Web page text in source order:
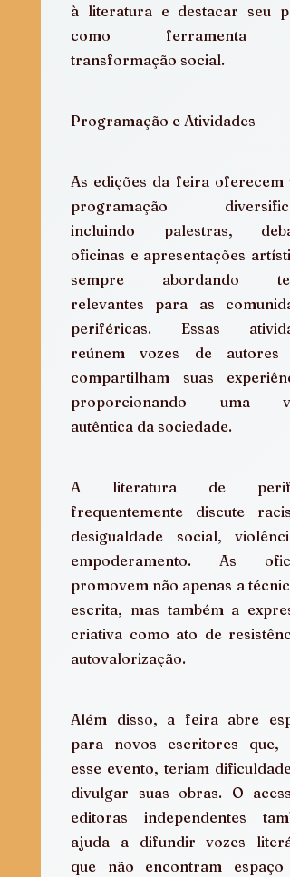
à literatura e destacar seu
como ferramenta
transformação social.
Programação e Atividades
As edições da feira oferecem
programação
incluindo palestras,
oficinas e apresentações
sempre abordando
relevantes para as
periféricas. Essas
reúnem vozes de autores
compartilham suas
proporcionando uma
autêntica da sociedade.
A literatura de
frequentemente discute
desigualdade social,
empoderamento. As
promovem não apenas a
escrita, mas também a
criativa como ato de
autovalorização.
Além disso, a feira abre
para novos escritores que,
esse evento, teriam dificuldade
divulgar suas obras. O
editoras independentes
ajuda a difundir vozes
que não encontram espaço